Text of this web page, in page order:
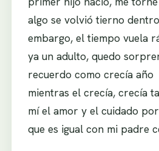
algo se volvió tierno
embargo, el tiempo vuela
ya un adulto, quedo
recuerdo como crecía
mientras el crecía, crecía
mí el amor y el cuidado
que es igual con mi padre